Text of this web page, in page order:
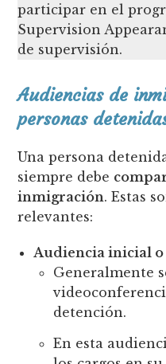
participar en el
Supervision
de supervisión.
Audiencias de
personas
Una persona
siempre debe
inmigración. Estas
relevantes:
Audiencia inicial
Generalmente
detención.
En esta